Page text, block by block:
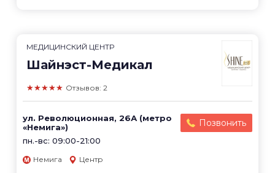
МЕДИЦИНСКИЙ ЦЕНТР
Шайнэст-Медикал
★★★★★ Отзывов: 2
ул. Революционная, 26А (метро
«Немига»)
пн.-вс: 09:00-21:00
Позвонить
Немига Центр